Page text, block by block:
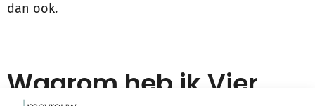
dan ook.
Waarom heb ik Vier